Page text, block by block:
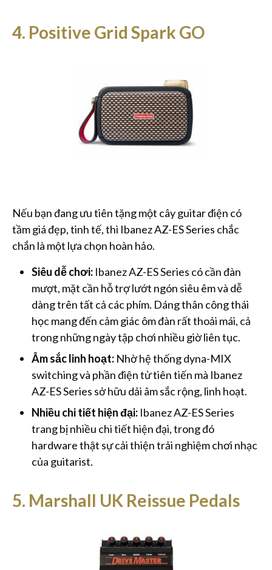
4. Positive Grid Spark GO
Nếu bạn đang ưu tiên tặng một cây guitar điện có
tầm giá đẹp, tinh tế, thì Ibanez AZ-ES Series chắc
chắn là một lựa chọn hoàn hảo.
Siêu dễ chơi: Ibanez AZ-ES Series có cần đàn
mượt, mặt cần hỗ trợ lướt ngón siêu êm và dễ
dàng trên tất cả các phím. Dáng thân công thái
học mang đến cảm giác ôm đàn rất thoải mái, cả
trong những ngày tập chơi nhiều giờ liên tục.
Âm sắc linh hoạt: Nhờ hệ thống dyna-MIX
switching và phần điện tử tiên tiến mà Ibanez
AZ-ES Series sở hữu dải âm sắc rộng, linh hoạt.
Nhiều chi tiết hiện đại: Ibanez AZ-ES Series
trang bị nhiều chi tiết hiện đại, trong đó
hardware thật sự cải thiện trải nghiệm chơi nhạc
của guitarist.
5. Marshall UK Reissue Pedals